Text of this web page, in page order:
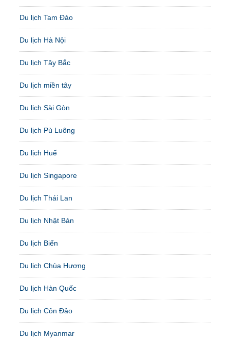
Du lịch Tam Đảo
Du lịch Hà Nội
Du lịch Tây Bắc
Du lịch miền tây
Du lịch Sài Gòn
Du lịch Pù Luông
Du lịch Huế
Du lịch Singapore
Du lịch Thái Lan
Du lịch Nhật Bản
Du lịch Biển
Du lịch Chùa Hương
Du lịch Hàn Quốc
Du lịch Côn Đảo
Du lịch Myanmar